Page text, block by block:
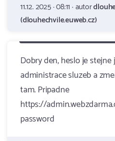
11.12. 2025 · 08:11 · autor
(dlouhechvile.euweb.cz)
Dobry den, heslo je stejne
administrace sluzeb a
tam. Pripadne
https://
password